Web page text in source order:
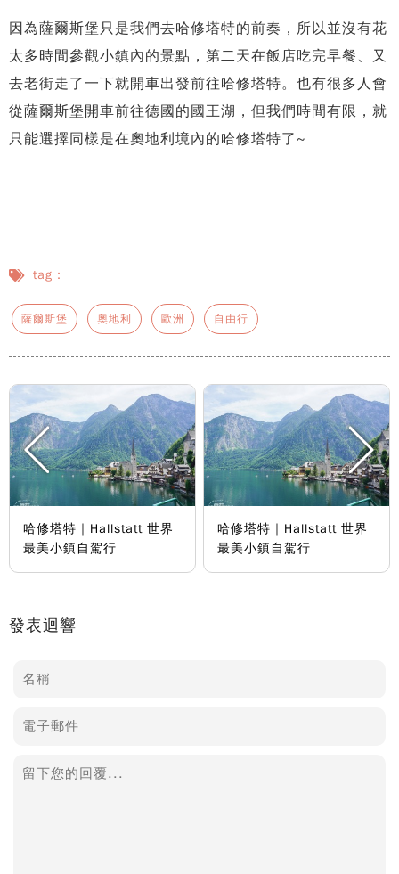
因為薩爾斯堡只是我們去哈修塔特的前奏，所以並沒有花
太多時間參觀小鎮內的景點，第二天在飯店吃完早餐、又
去老街走了一下就開車出發前往哈修塔特。也有很多人會
從薩爾斯堡開車前往德國的國王湖，但我們時間有限，就
只能選擇同樣是在奧地利境內的哈修塔特了~
tag：
薩爾斯堡 奧地利 歐洲 自由行
哈修塔特｜Hallstatt 世界
最美小鎮自駕行
哈修塔特｜Hallstatt 世界
最美小鎮自駕行
發表迴響